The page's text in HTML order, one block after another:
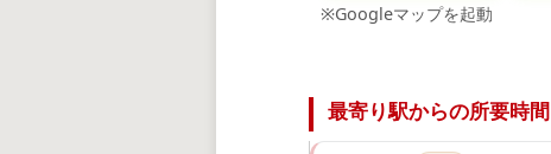
※Googleマップを起動
最寄り駅からの所要時間